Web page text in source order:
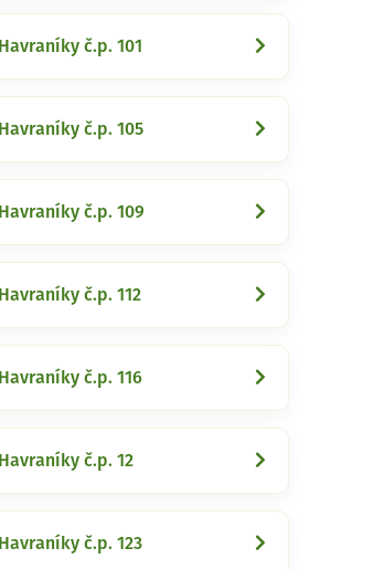
Havraníky č.p. 101
Havraníky č.p. 105
Havraníky č.p. 109
Havraníky č.p. 112
Havraníky č.p. 116
Havraníky č.p. 12
Havraníky č.p. 123